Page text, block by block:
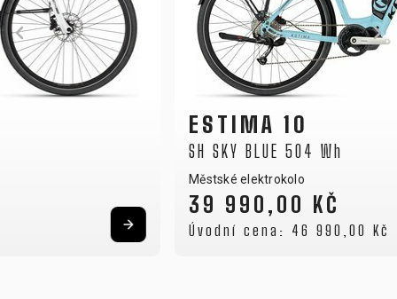
39 990,00 KČ
46 990,00 Kč